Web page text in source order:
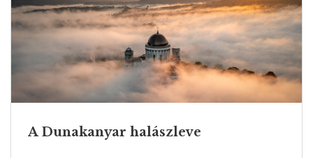
A Dunakanyar halászleve